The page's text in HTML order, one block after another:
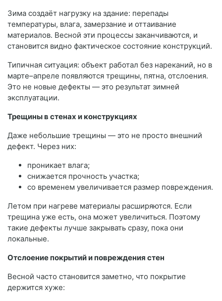
Зима создаёт нагрузку на здание: перепады
температуры, влага, замерзание и оттаивание
материалов. Весной эти процессы заканчиваются, и
становится видно фактическое состояние конструкций.
Типичная ситуация: объект работал без нареканий, но в
марте–апреле появляются трещины, пятна, отслоения.
Это не новые дефекты — это результат зимней
эксплуатации.
Трещины в стенах и конструкциях
Даже небольшие трещины — это не просто внешний
дефект. Через них:
проникает влага;
снижается прочность участка;
со временем увеличивается размер повреждения.
Летом при нагреве материалы расширяются. Если
трещина уже есть, она может увеличиться. Поэтому
такие дефекты лучше закрывать сразу, пока они
локальные.
Отслоение покрытий и повреждения стен
Весной часто становится заметно, что покрытие
держится хуже: